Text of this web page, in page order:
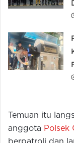
Temuan itu
anggota Polsek